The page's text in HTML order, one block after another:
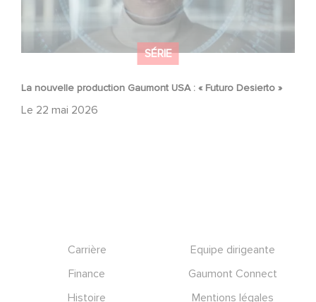
SÉRIE
La nouvelle production Gaumont USA : « Futuro Desierto »
Le 22 mai 2026
Carrière
Equipe dirigeante
Finance
Gaumont Connect
Histoire
Mentions légales